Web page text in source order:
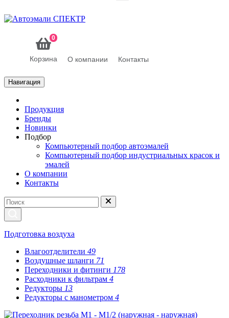
0
Корзина О компании Контакты
Навигация
Продукция
Бренды
Новинки
Подбор
Компьютерный подбор автоэмалей
Компьютерный подбор индустриальных красок и
эмалей
О компании
Контакты
Подготовка воздуха
Влагоотделители 49
Воздушные шланги 71
Переходники и фитинги 178
Расходники к фильтрам 4
Редукторы 13
Редукторы с манометром 4